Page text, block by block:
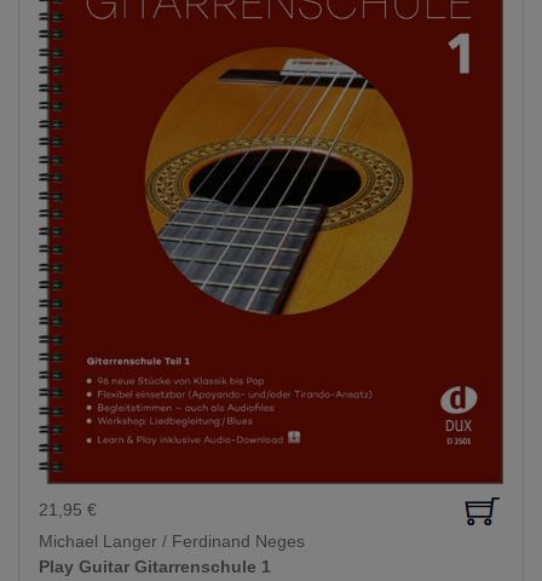
21,95 €
Michael Langer / Ferdinand Neges
Play Guitar Gitarrenschule 1